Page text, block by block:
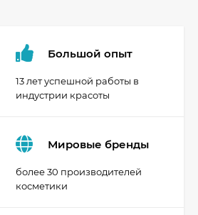
Большой опыт
13 лет успешной работы в
индустрии красоты
Мировые бренды
более 30 производителей
косметики